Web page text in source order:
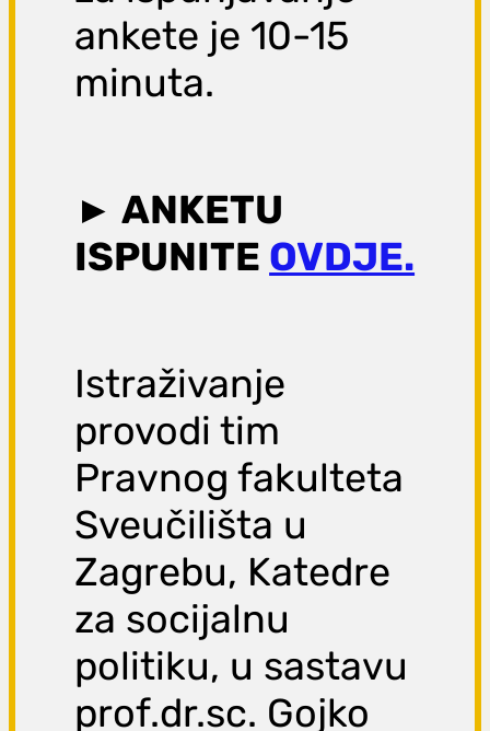
ankete je 10-15
minuta.
► ANKETU
ISPUNITE OVDJE.
Istraživanje
provodi tim
Pravnog fakulteta
Sveučilišta u
Zagrebu, Katedre
za socijalnu
politiku, u sastavu
prof.dr.sc. Gojko